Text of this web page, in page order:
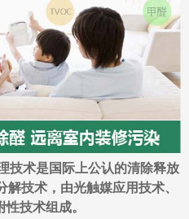
术是国际上公认的清除释放
技术，由光触媒应用技术、
技术组成。